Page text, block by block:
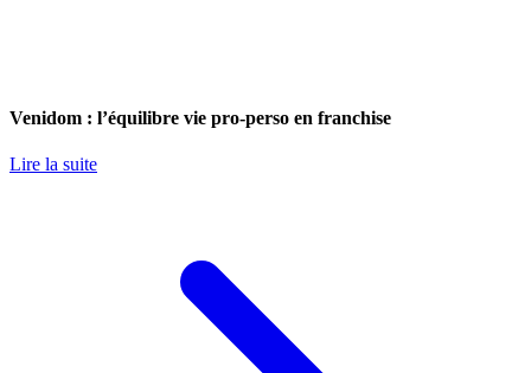
Venidom : l’équilibre vie pro-perso en franchise
Lire la suite